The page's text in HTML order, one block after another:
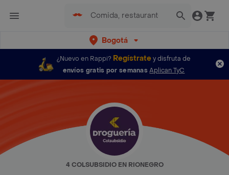
Bogotá
¿Nuevo en Rappi? Regístratey disfruta de
envíos gratis por semanas Aplican TyC
4 COLSUBSIDIO EN RIONEGRO